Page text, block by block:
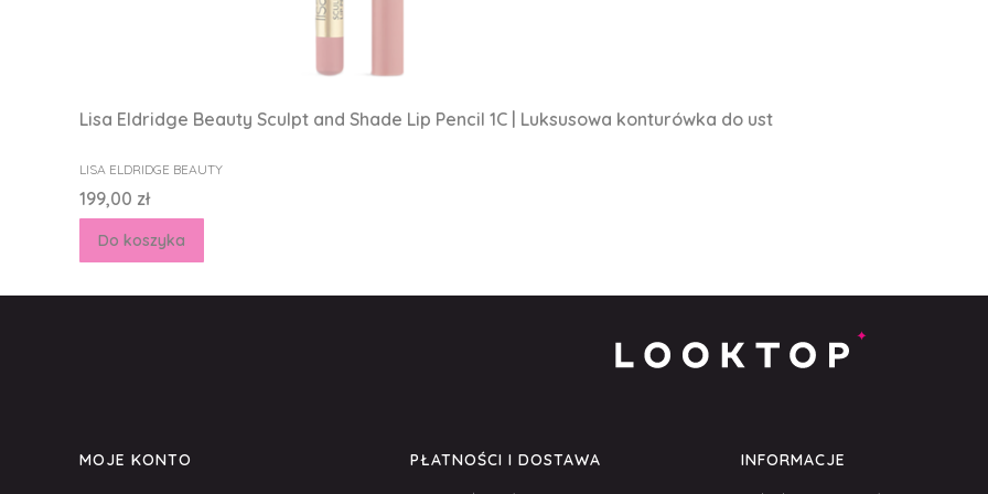
Lisa Eldridge Beauty Sculpt and Shade Lip Pencil 1C | Luksusowa konturówka do ust
PRODUCENT
LISA ELDRIDGE BEAUTY
Cena
199,00 zł
Do koszyka
Linki w stopce
MOJE KONTO
PŁATNOŚCI I DOSTAWA
INFORMACJE